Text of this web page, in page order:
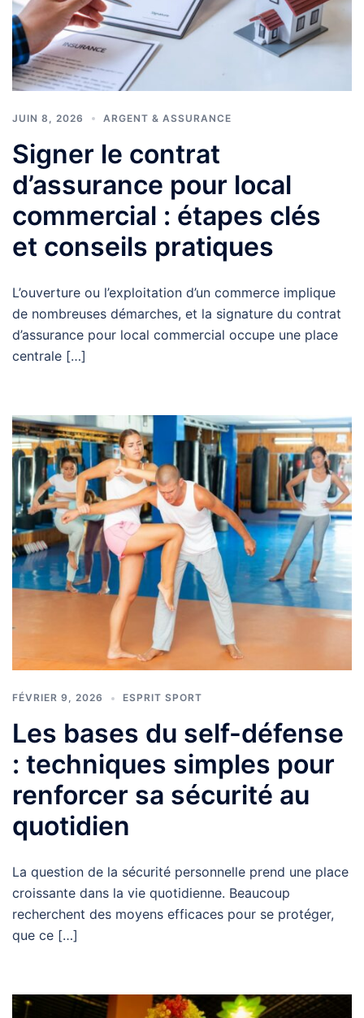
JUIN 8, 2026 ARGENT & ASSURANCE
Signer le contrat
d’assurance pour local
commercial : étapes clés
et conseils pratiques
L’ouverture ou l’exploitation d’un commerce implique
de nombreuses démarches, et la signature du contrat
d’assurance pour local commercial occupe une place
centrale […]
FÉVRIER 9, 2026 ESPRIT SPORT
Les bases du self-défense
: techniques simples pour
renforcer sa sécurité au
quotidien
La question de la sécurité personnelle prend une place
croissante dans la vie quotidienne. Beaucoup
recherchent des moyens efficaces pour se protéger,
que ce […]